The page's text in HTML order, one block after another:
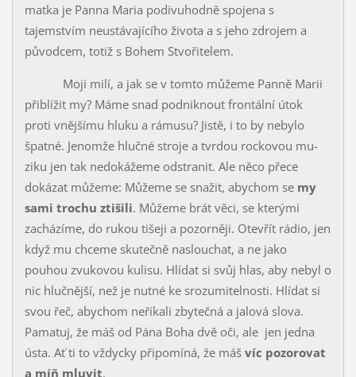
matka je Panna Maria podivuhodně spojena s
tajemstvím neustávajícího života a s jeho zdrojem a
původcem, totiž s Bohem Stvořitelem.
Moji milí, a jak se v tomto můžeme Panně Marii
přiblížit my? Máme snad podniknout frontální útok
proti vnějšímu hluku a rámusu? Jistě, i to by nebylo
špatné. Jenomže hlučné stroje a tvrdou rockovou mu­
ziku jen tak nedokážeme odstranit. Ale něco přece
dokázat můžeme: Mů­žeme se snažit, abychom se my
sami trochu ztišili. Můžeme brát věci, se kterými
zacházíme, do rukou tišeji a pozorněji. Otevřít rádio, jen
když mu chceme skutečně naslouchat, a ne jako
pouhou zvukovou kulisu. Hlídat si svůj hlas, aby nebyl o
nic hlučnější, než je nutné ke srozumitelnosti. Hlídat si
svou řeč, abychom neříkali zbytečná a jalová slova.
Pamatuj, že máš od Pána Boha dvě oči, ale jen jedna
ústa. Ať ti to vždycky připomíná, že máš víc pozorovat
a míň mluvit.